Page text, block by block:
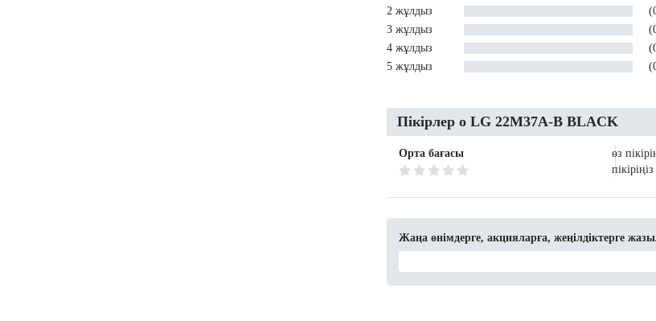
2 жұлдыз
3 жұлдыз
4 жұлдыз
5 жұлдыз
Пікірлер о LG 22M37A-B BLACK
Орта бағасы
өз
Жаңа өнімдерге, акцияларға, жеңілдіктерге